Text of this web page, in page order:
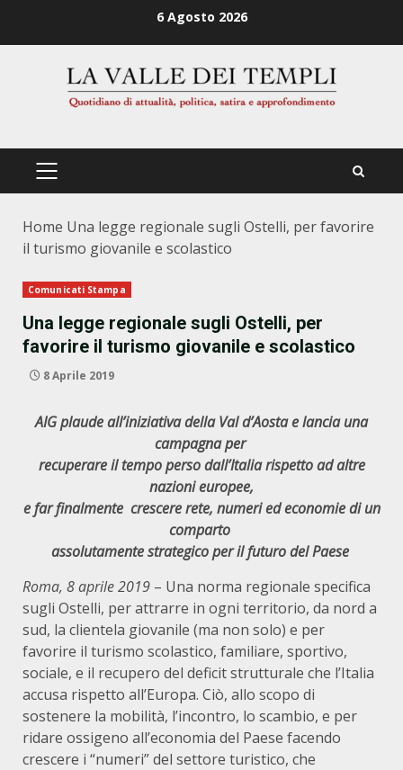
6 Agosto 2026
PRIMÄRES
Home Una legge regionale sugli Ostelli, per favorire
il turismo giovanile e scolastico
Comunicati Stampa
Una legge regionale sugli Ostelli, per
favorire il turismo giovanile e scolastico
8 Aprile 2019
AIG plaude all’iniziativa della Val d’Aosta e lancia una
campagna per
recuperare il tempo perso dall’Italia rispetto ad altre
nazioni europee,
e far finalmente crescere rete, numeri ed economie di un
comparto
assolutamente strategico per il futuro del Paese
Roma, 8 aprile 2019 – Una norma regionale specifica
sugli Ostelli, per attrarre in ogni territorio, da nord a
sud, la clientela giovanile (ma non solo) e per
favorire il turismo scolastico, familiare, sportivo,
sociale, e il recupero del deficit strutturale che l’Italia
accusa rispetto all’Europa. Ciò, allo scopo di
sostenere la mobilità, l’incontro, lo scambio, e per
ridare ossigeno all’economia del Paese facendo
crescere i “numeri” del settore turistico, che